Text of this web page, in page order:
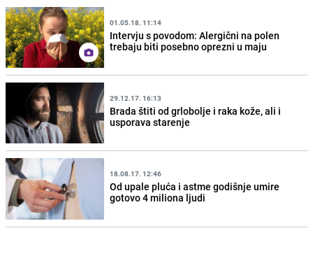
01.05.18. 11:14
Intervju s povodom: Alergični na polen
trebaju biti posebno oprezni u maju
29.12.17. 16:13
Brada štiti od grlobolje i raka kože, ali i
usporava starenje
18.08.17. 12:46
Od upale pluća i astme godišnje umire
gotovo 4 miliona ljudi